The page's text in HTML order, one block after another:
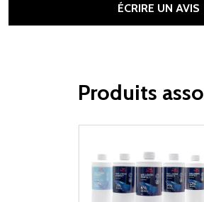
ÉCRIRE UN AVIS
Produits